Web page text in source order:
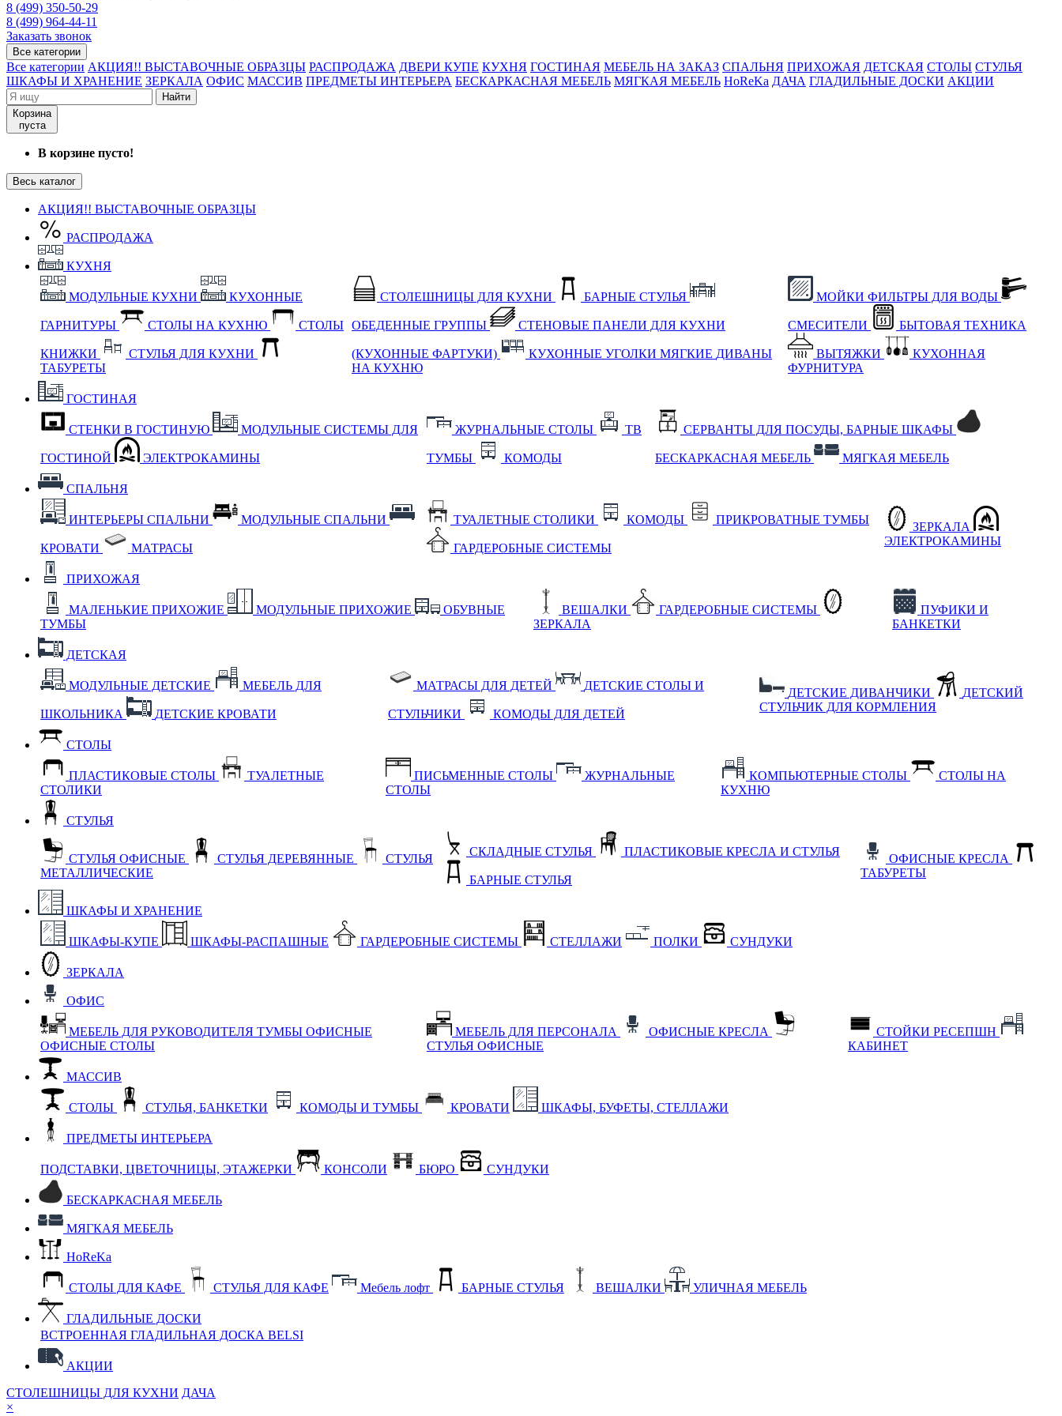
8 (499) 350-50-29
8 (499) 964-44-11
Заказать звонок
Все категории
Все категории АКЦИЯ!! ВЫСТАВОЧНЫЕ ОБРАЗЦЫ РАСПРОДАЖА ДВЕРИ КУПЕ КУХНЯ ГОСТИНАЯ МЕБЕЛЬ НА ЗАКАЗ СПАЛЬНЯ ПРИХОЖАЯ ДЕТСКАЯ СТОЛЫ СТУЛЬЯ
ШКАФЫ И ХРАНЕНИЕ ЗЕРКАЛА ОФИС МАССИВ ПРЕДМЕТЫ ИНТЕРЬЕРА БЕСКАРКАСНАЯ МЕБЕЛЬ МЯГКАЯ МЕБЕЛЬ HoReKa ДАЧА ГЛАДИЛЬНЫЕ ДОСКИ АКЦИИ
Найти
Корзина
пуста
В корзине пусто!
Весь каталог
АКЦИЯ!! ВЫСТАВОЧНЫЕ ОБРАЗЦЫ
РАСПРОДАЖА
КУХНЯ
МОДУЛЬНЫЕ КУХНИ КУХОННЫЕ
ГАРНИТУРЫ СТОЛЫ НА КУХНЮ СТОЛЫ
КНИЖКИ
СТУЛЬЯ ДЛЯ КУХНИ
ТАБУРЕТЫ
СТОЛЕШНИЦЫ ДЛЯ КУХНИ БАРНЫЕ СТУЛЬЯ
ОБЕДЕННЫЕ ГРУППЫ СТЕНОВЫЕ ПАНЕЛИ ДЛЯ КУХНИ
(КУХОННЫЕ ФАРТУКИ) КУХОННЫЕ УГОЛКИ МЯГКИЕ ДИВАНЫ
НА КУХНЮ
МОЙКИ ФИЛЬТРЫ ДЛЯ ВОДЫ
СМЕСИТЕЛИ БЫТОВАЯ ТЕХНИКА
ВЫТЯЖКИ
КУХОННАЯ
ФУРНИТУРА
ГОСТИНАЯ
СТЕНКИ В ГОСТИНУЮ МОДУЛЬНЫЕ СИСТЕМЫ ДЛЯ
ГОСТИНОЙ ЭЛЕКТРОКАМИНЫ
ЖУРНАЛЬНЫЕ СТОЛЫ ТВ
ТУМБЫ КОМОДЫ
СЕРВАНТЫ ДЛЯ ПОСУДЫ, БАРНЫЕ ШКАФЫ
БЕСКАРКАСНАЯ МЕБЕЛЬ МЯГКАЯ МЕБЕЛЬ
СПАЛЬНЯ
ИНТЕРЬЕРЫ СПАЛЬНИ МОДУЛЬНЫЕ СПАЛЬНИ
КРОВАТИ МАТРАСЫ
ТУАЛЕТНЫЕ СТОЛИКИ КОМОДЫ ПРИКРОВАТНЫЕ ТУМБЫ
ГАРДЕРОБНЫЕ СИСТЕМЫ
ЗЕРКАЛА
ЭЛЕКТРОКАМИНЫ
ПРИХОЖАЯ
МАЛЕНЬКИЕ ПРИХОЖИЕ МОДУЛЬНЫЕ ПРИХОЖИЕ
ОБУВНЫЕ
ТУМБЫ
ВЕШАЛКИ
ГАРДЕРОБНЫЕ СИСТЕМЫ
ЗЕРКАЛА
ПУФИКИ И
БАНКЕТКИ
ДЕТСКАЯ
МОДУЛЬНЫЕ ДЕТСКИЕ МЕБЕЛЬ ДЛЯ
ШКОЛЬНИКА ДЕТСКИЕ КРОВАТИ
МАТРАСЫ ДЛЯ ДЕТЕЙ ДЕТСКИЕ СТОЛЫ И
СТУЛЬЧИКИ КОМОДЫ ДЛЯ ДЕТЕЙ
ДЕТСКИЕ ДИВАНЧИКИ
ДЕТСКИЙ
СТУЛЬЧИК ДЛЯ КОРМЛЕНИЯ
СТОЛЫ
ПЛАСТИКОВЫЕ СТОЛЫ
ТУАЛЕТНЫЕ
СТОЛИКИ
ПИСЬМЕННЫЕ СТОЛЫ
ЖУРНАЛЬНЫЕ
СТОЛЫ
КОМПЬЮТЕРНЫЕ СТОЛЫ
СТОЛЫ НА
КУХНЮ
СТУЛЬЯ
СТУЛЬЯ ОФИСНЫЕ СТУЛЬЯ ДЕРЕВЯННЫЕ
СТУЛЬЯ
МЕТАЛЛИЧЕСКИЕ
СКЛАДНЫЕ СТУЛЬЯ ПЛАСТИКОВЫЕ КРЕСЛА И СТУЛЬЯ
БАРНЫЕ СТУЛЬЯ
ОФИСНЫЕ КРЕСЛА
ТАБУРЕТЫ
ШКАФЫ И ХРАНЕНИЕ
ШКАФЫ-КУПЕ ШКАФЫ-РАСПАШНЫЕ ГАРДЕРОБНЫЕ СИСТЕМЫ СТЕЛЛАЖИ ПОЛКИ СУНДУКИ
ЗЕРКАЛА
ОФИС
МЕБЕЛЬ ДЛЯ РУКОВОДИТЕЛЯ ТУМБЫ ОФИСНЫЕ
ОФИСНЫЕ СТОЛЫ
МЕБЕЛЬ ДЛЯ ПЕРСОНАЛА
ОФИСНЫЕ КРЕСЛА
СТУЛЬЯ ОФИСНЫЕ
СТОЙКИ РЕСЕПШН
КАБИНЕТ
МАССИВ
СТОЛЫ СТУЛЬЯ, БАНКЕТКИ КОМОДЫ И ТУМБЫ КРОВАТИ ШКАФЫ, БУФЕТЫ, СТЕЛЛАЖИ
ПРЕДМЕТЫ ИНТЕРЬЕРА
ПОДСТАВКИ, ЦВЕТОЧНИЦЫ, ЭТАЖЕРКИ КОНСОЛИ БЮРО СУНДУКИ
БЕСКАРКАСНАЯ МЕБЕЛЬ
МЯГКАЯ МЕБЕЛЬ
HoReKa
СТОЛЫ ДЛЯ КАФЕ СТУЛЬЯ ДЛЯ КАФЕ Мебель лофт БАРНЫЕ СТУЛЬЯ ВЕШАЛКИ УЛИЧНАЯ МЕБЕЛЬ
ГЛАДИЛЬНЫЕ ДОСКИ
ВСТРОЕННАЯ ГЛАДИЛЬНАЯ ДОСКА BELSI
АКЦИИ
СТОЛЕШНИЦЫ ДЛЯ КУХНИ ДАЧА
×